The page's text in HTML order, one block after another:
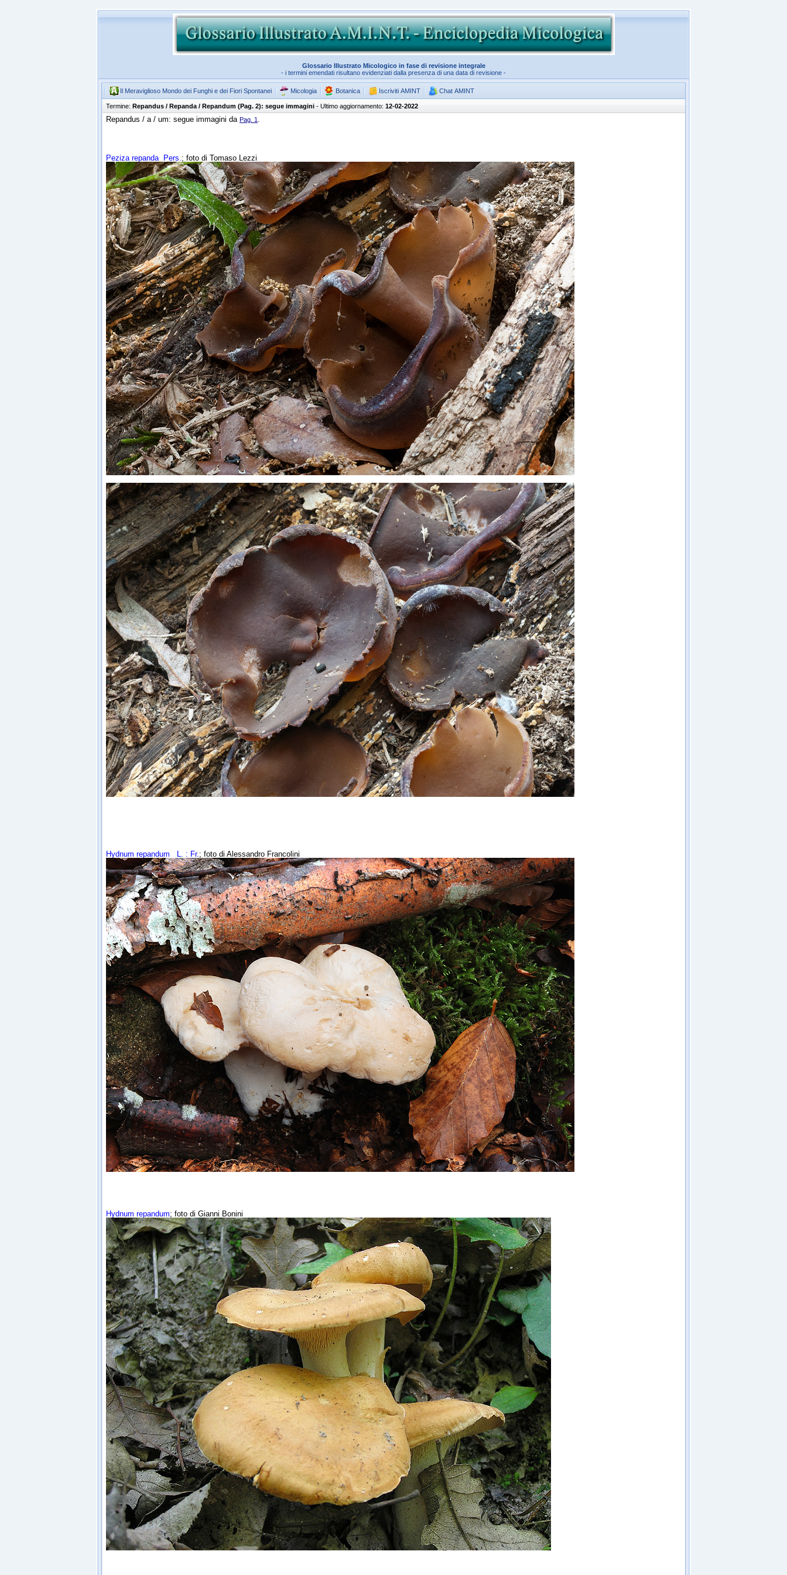
Glossario Illustrato Micologico in fase di revisione integrale
- i termini emendati risultano evidenziati dalla presenza di una data di revisione -
Il Meraviglioso Mondo dei Funghi e dei Fiori Spontanei Micologia Botanica Iscriviti AMINT Chat AMINT
Termine: Repandus / Repanda / Repandum (Pag. 2): segue immagini - Ultimo aggiornamento: 12-02-2022
Repandus / a / um: segue immagini da Pag. 1 .
Peziza repanda Pers.; foto di Tomaso Lezzi
Hydnum repandum L. : Fr.; foto di Alessandro Francolini
Hydnum repandum; foto di Gianni Bonini